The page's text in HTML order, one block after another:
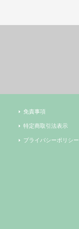
免責事項
特定商取引法表示
プライバシーポリシー